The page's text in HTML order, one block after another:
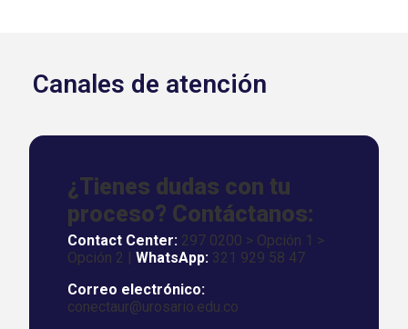
Canales de atención
¿Tienes dudas con tu
proceso? Contáctanos:
Contact Center: 297 0200 > Opción 1 >
Opción 2 | WhatsApp: 321 929 58 47
Correo electrónico:
conectaur@urosario.edu.co